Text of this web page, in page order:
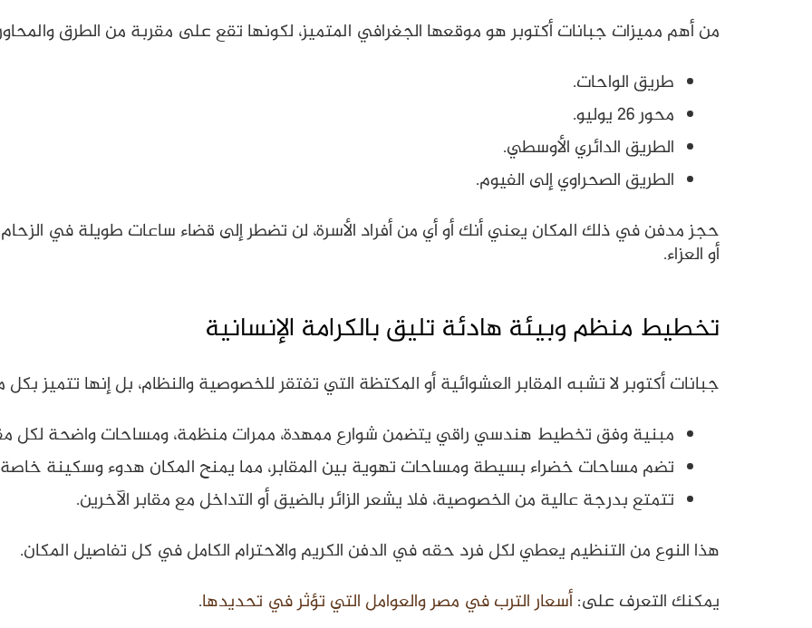
من أهم مميزات جبانات أكتوبر هو موقعها الجغرافي المتميز، لكونها تقع على مقربة من الطرق
طريق الواحات.
محور 26 يوليو.
الطريق الدائري الأوسطي.
الطريق الصحراوي إلى الفيوم.
حجز مدفن في ذلك المكان يعني أنك أو أي من أفراد الأسرة، لن تضطر إلى قضاء ساعات طويلة في الزحام
أو العزاء.
تخطيط منظم وبيئة هادئة تليق بالكرامة الإنسانية
جبانات أكتوبر لا تشبه المقابر العشوائية أو المكتظة التي تفتقر للخصوصية والنظام، بل إنها تتميز بكل
مبنية وفق تخطيط هندسي راقي يتضمن شوارع ممهدة، ممرات منظمة، ومساحات واضحة لكل
تضم مساحات خضراء بسيطة ومساحات تهوية بين المقابر، مما يمنح المكان هدوء وسكينة
تتمتع بدرجة عالية من الخصوصية، فلا يشعر الزائر بالضيق أو التداخل مع مقابر الآخرين.
هذا النوع من التنظيم يعطي لكل فرد حقه في الدفن الكريم والاحترام الكامل في كل تفاصيل المكان.
يمكنك التعرف على:أسعار الترب في مصر والعوامل التي تؤثر في تحديدها.